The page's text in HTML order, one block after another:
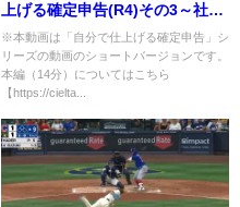
上げる確定申告(R4)その3～社会
保険料控除
※本動画は「自分で仕上げる確定申告」シ
リーズの動画のショートバージョンです。
本編（14分）についてはこちら
【https://cielta...